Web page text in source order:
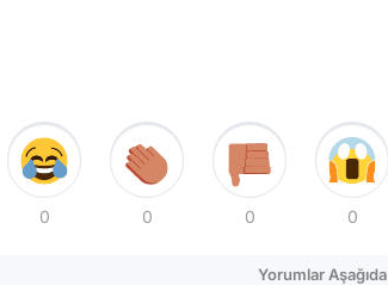
0 0 0 0
Yorumlar Aşağıda